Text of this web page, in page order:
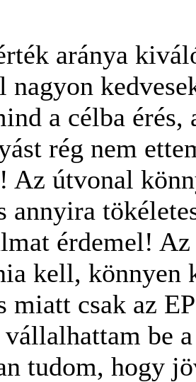
aránya
nagyon
a célba
rég nem
Az útvonal
annyira
érdemel!
kell, könnyen
miatt csak az
be
tudom, hogy